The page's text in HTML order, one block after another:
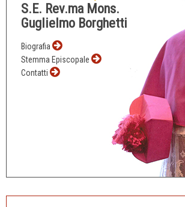
S.E. Rev.ma Mons.
Guglielmo Borghetti
Biografia
Stemma Episcopale
Contatti